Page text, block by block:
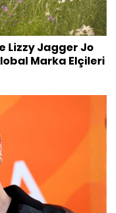
Lizzy Jagger Jo
Marka Elçileri